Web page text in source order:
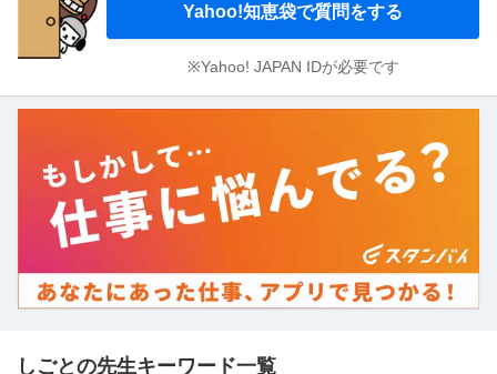
Yahoo!知恵袋で質問をする
※Yahoo! JAPAN IDが必要です
しごとの先生キーワード一覧